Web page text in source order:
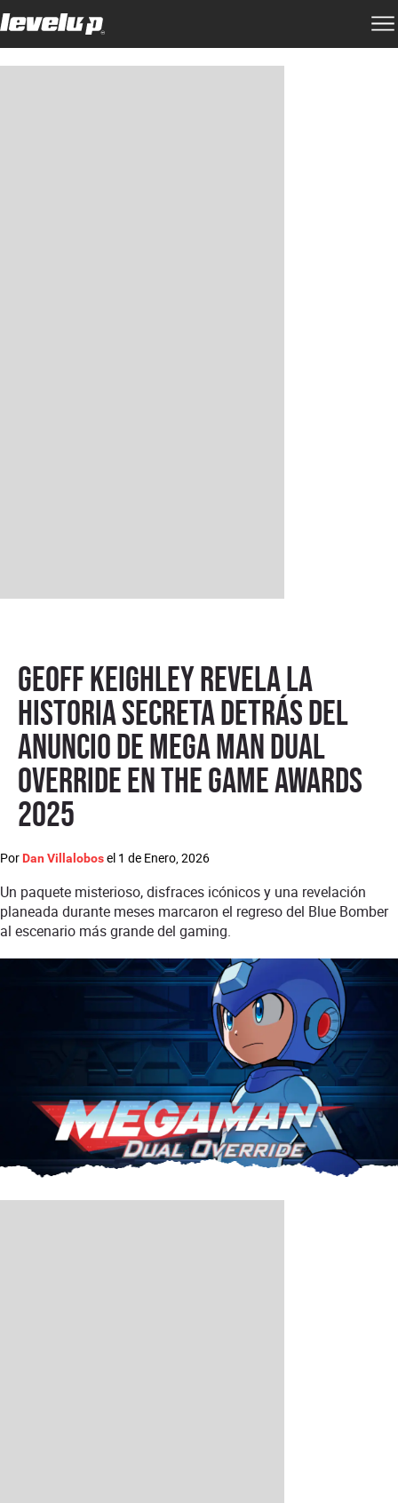
Geoff Keighley revela la
historia secreta detrás del
anuncio de Mega Man Dual
Override en The Game Awards
2025
Por Dan Villalobosel 1 de Enero, 2026
Un paquete misterioso, disfraces icónicos y una revelación
planeada durante meses marcaron el regreso del Blue Bomber
al escenario más grande del gaming.